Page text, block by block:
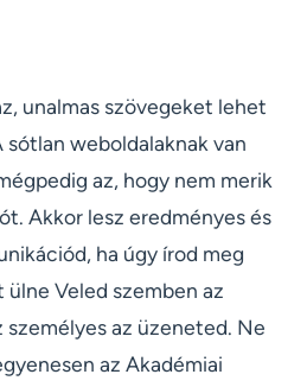
unalmas szövegeket lehet
sótlan weboldalaknak van
az, hogy nem merik
Akkor lesz eredményes és
ha úgy írod meg
Veled szemben az
az üzeneted. Ne
az Akadémiai